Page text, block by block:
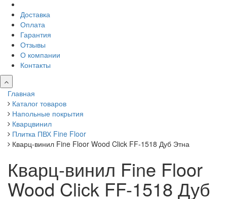
Доставка
Оплата
Гарантия
Отзывы
О компании
Контакты
Главная
Каталог товаров
Напольные покрытия
Кварцвинил
Плитка ПВХ Fine Floor
Кварц-винил Fine Floor Wood Click FF-1518 Дуб Этна
Кварц-винил Fine Floor
Wood Click FF-1518 Дуб